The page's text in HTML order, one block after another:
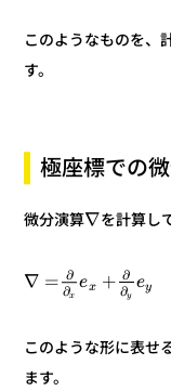
このようなものを、
す。
極座標での
微分演算∇を計算し
∇ = ∂
∂x
ex + ∂
∂y
ey
このような形に表せ
ます。